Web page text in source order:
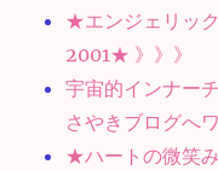
★エンジェリッ
2001★ 》》》
宇宙的インナー
さやきブログへ
★ハートの微笑